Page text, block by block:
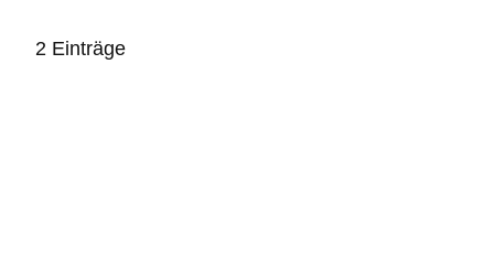
2 Einträge